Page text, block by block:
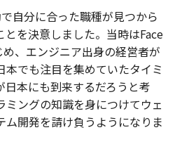
自分に合った職種が見つから
を決意しました。当時はFace
、エンジニア出身の経営者が
でも注目を集めていたタイミ
日本にも到来するだろうと考
ミングの知識を身につけてウェ
ム開発を請け負うようになりま